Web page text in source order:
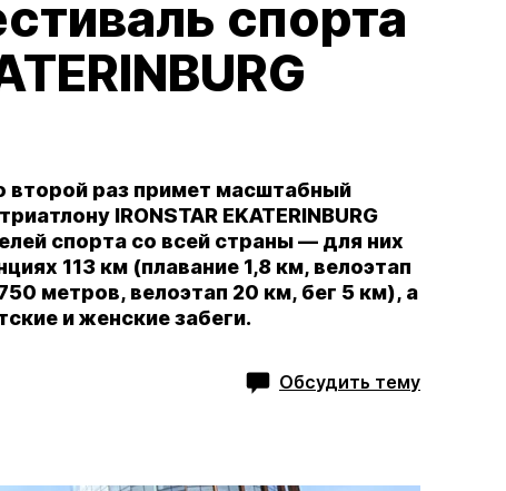
спорта
второй раз примет масштабный
IRONSTAR EKATERINBURG
спорта со всей страны — для них
113 км (плавание 1,8 км, велоэтап
метров, велоэтап 20 км, бег 5 км), а
и женские забеги.
Обсудить тему